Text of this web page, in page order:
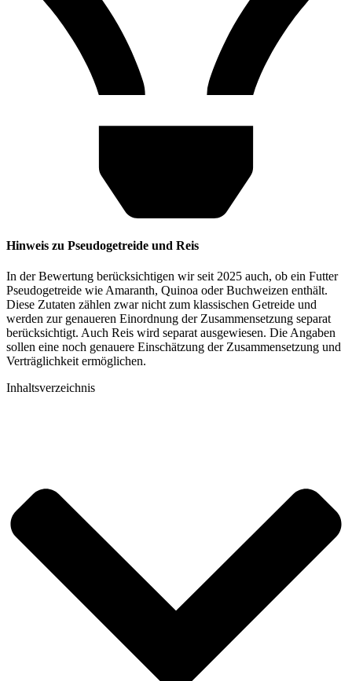
Hinweis zu Pseudogetreide und Reis
In der Bewertung berücksichtigen wir seit 2025 auch, ob ein Futter
Pseudogetreide wie Amaranth, Quinoa oder Buchweizen enthält.
Diese Zutaten zählen zwar nicht zum klassischen Getreide und
werden zur genaueren Einordnung der Zusammensetzung separat
berücksichtigt. Auch Reis wird separat ausgewiesen. Die Angaben
sollen eine noch genauere Einschätzung der Zusammensetzung und
Verträglichkeit ermöglichen.
Inhaltsverzeichnis​